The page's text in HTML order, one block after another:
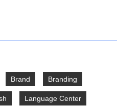
Brand Branding
Language Center